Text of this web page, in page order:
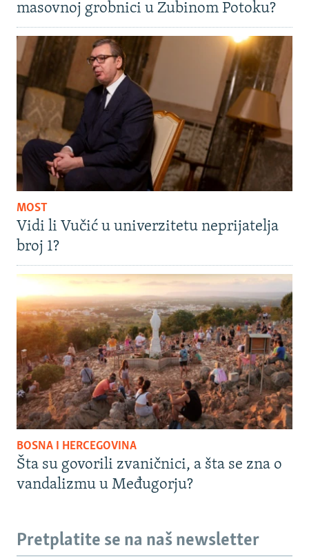
masovnoj grobnici u Zubinom Potoku?
MOST
Vidi li Vučić u univerzitetu neprijatelja
broj 1?
BOSNA I HERCEGOVINA
Šta su govorili zvaničnici, a šta se zna o
vandalizmu u Međugorju?
Pretplatite se na naš newsletter